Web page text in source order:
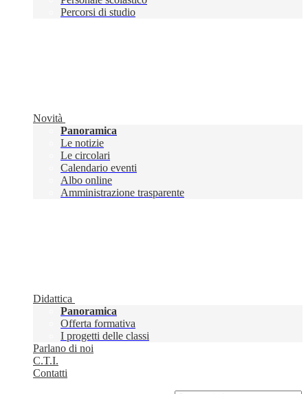
Percorsi di studio
Novità
Panoramica
Le notizie
Le circolari
Calendario eventi
Albo online
Amministrazione trasparente
Didattica
Panoramica
Offerta formativa
I progetti delle classi
Parlano di noi
C.T.I.
Contatti